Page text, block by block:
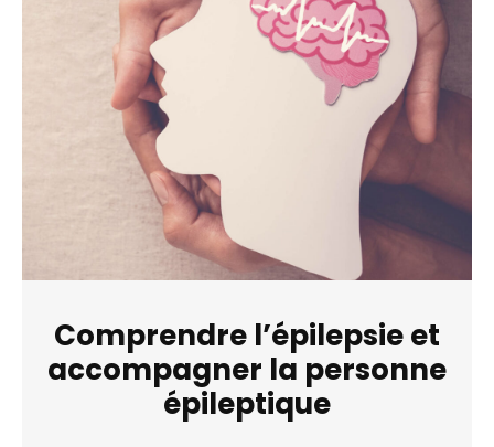
Comprendre l’épilepsie et
accompagner la personne
épileptique